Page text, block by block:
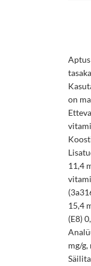
on
11,4
15,4
(E8)
mg/g,